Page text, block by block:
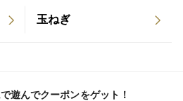
玉ねぎ
遊んでクーポンをゲット！